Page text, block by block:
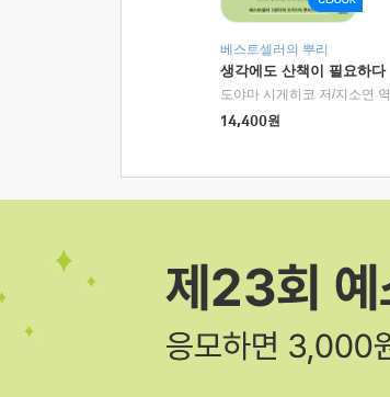
베스트셀러의 뿌리
생각에도 산책이 필요하다
도야마 시게히코 저/지소연 역
14,400원